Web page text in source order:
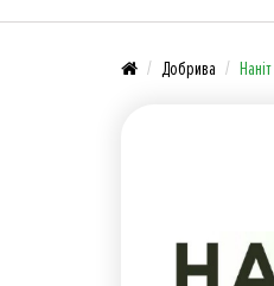
Добрива